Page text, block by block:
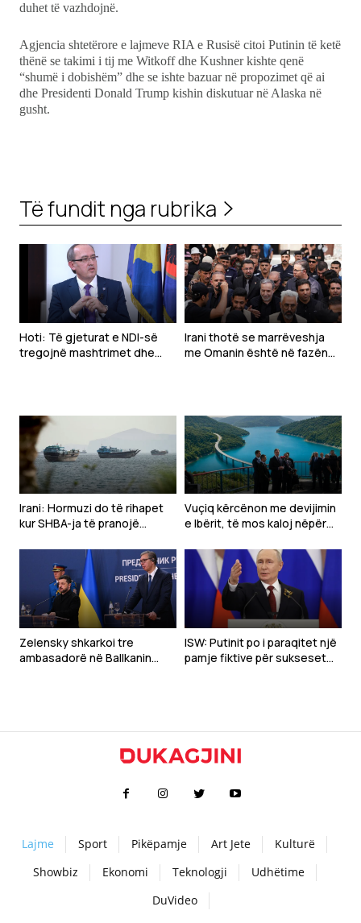
duhet të vazhdojnë.
Agjencia shtetërore e lajmeve RIA e Rusisë citoi Putinin të ketë
thënë se takimi i tij me Witkoff dhe Kushner kishte qenë
“shumë i dobishëm” dhe se ishte bazuar në propozimet që ai
dhe Presidenti Donald Trump kishin diskutuar në Alaska në
gusht.
Të fundit nga rubrika
Hoti: Të gjeturat e NDI-së
tregojnë mashtrimet dhe
Irani thotë se marrëveshja
me Omanin është në fazën
Irani: Hormuzi do të rihapet
kur SHBA-ja të pranojë
Vuçiq kërcënon me devijimin
e Ibërit, të mos kaloj nëpër
Zelensky shkarkoi tre
ambasadorë në Ballkanin
ISW: Putinit po i paraqitet një
pamje fiktive për sukseset
Lajme Sport Pikëpamje Art Jete
Kulturë
Showbiz
Ekonomi Teknologji
Udhëtime
DuVideo